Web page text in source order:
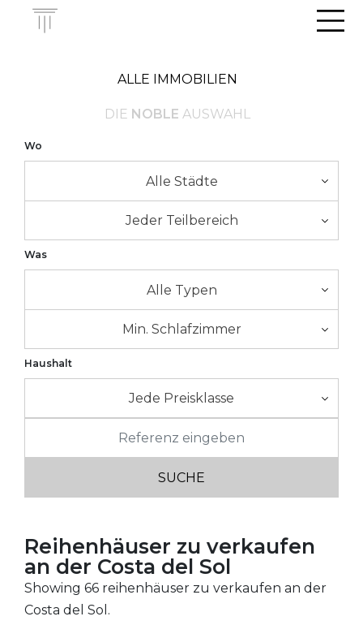
ALLE IMMOBILIEN
DIE NOBLE AUSWAHL
Wo
Alle Städte
Jeder Teilbereich
Was
Alle Typen
Min. Schlafzimmer
Haushalt
Jede Preisklasse
Reihenhäuser zu verkaufen
an der Costa del Sol
Showing 66 reihenhäuser zu verkaufen an der
Costa del Sol.